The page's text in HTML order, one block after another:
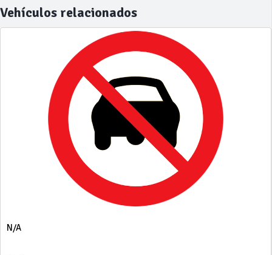
Vehículos relacionados
N/A